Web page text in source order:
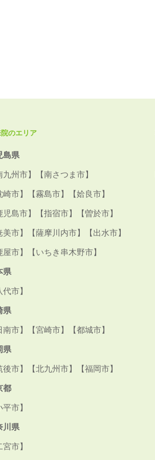
のエリア
島県
九州市】【南さつま市】
崎市】【霧島市】【姶良市】
児島市】【指宿市】【曽於市】
美市】【薩摩川内市】【出水市】
屋市】【いちき串木野市】
県
代市】
県
南市】【宮崎市】【都城市】
県
後市】【北九州市】【福岡市】
都
平市】
川県
宮市】